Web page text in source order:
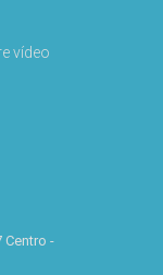
vídeo
Centro -